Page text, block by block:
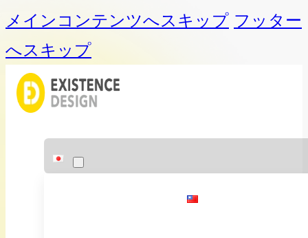
メインコンテンツへスキップ フッター
へスキップ